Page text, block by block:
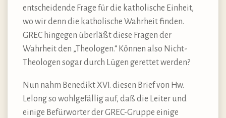
entscheidende Frage für die katholische Einheit,
wo wir denn die katholische Wahrheit finden.
GREC hingegen überläßt diese Fragen der
Wahrheit den „Theologen.“ Können also Nicht-
Theologen sogar durch Lügen gerettet werden?
Nun nahm Benedikt XVI. diesen Brief von Hw.
Lelong so wohlgefällig auf, daß die Leiter und
einige Befürworter der GREC-Gruppe einige